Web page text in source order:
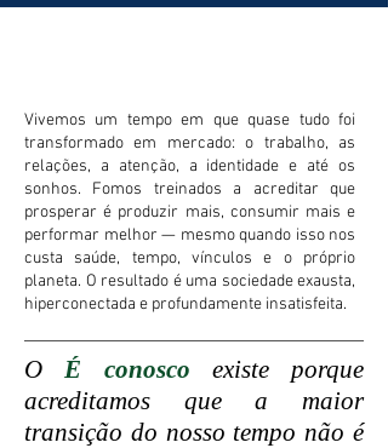
Vivemos um tempo em que quase tudo foi
transformado em mercado: o trabalho, as
relações, a atenção, a identidade e até os
sonhos. Fomos treinados a acreditar que
prosperar é produzir mais, consumir mais e
performar melhor — mesmo quando isso nos
custa saúde, tempo, vínculos e o próprio
planeta. O resultado é uma sociedade exausta,
hiperconectada e profundamente insatisfeita.
OÉ conosco existe porque
acreditamos que a maior
transição do nosso tempo não é